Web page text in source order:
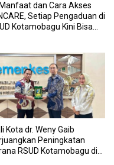
dan Cara Akses
Setiap Pengaduan di
Kotamobagu Kini Bisa
Kota dr. Weny Gaib
Peningkatan
RSUD Kotamobagu di